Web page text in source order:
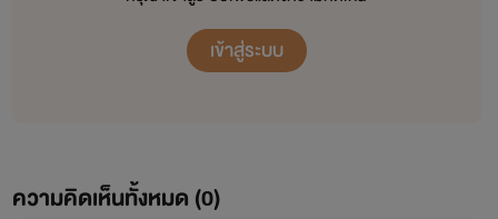
เข้าสู่ระบบ
ความคิดเห็นทั้งหมด (0)